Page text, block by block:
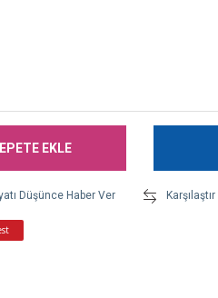
EKLE
Düşünce Haber Ver Karşılaştır